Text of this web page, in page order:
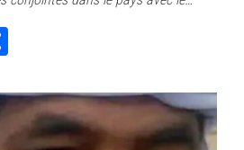
er
ag
er